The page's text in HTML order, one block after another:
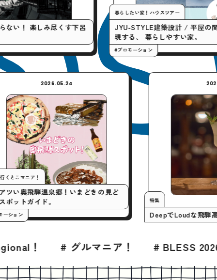
み尽くす下呂
暮らしたい家！ハウスツアー
JYU-STYLE建築設計 / 平屋の間取りで実
現する、 暮らしやすい家。
#プロモーション
2026.05.24
今月の行くとこマニア！
いまアツい奥飛騨温泉郷！いまどきの見ど
ころスポットガイド。
#プロモーション Deepで
ルマニア！ # BLESS 2026年8月号 #